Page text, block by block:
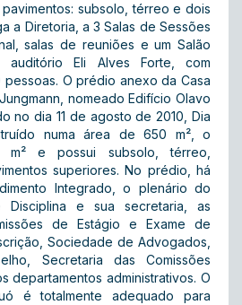
subsolo, térreo e dois
a Diretoria, a 3 Salas de Sessões
salas de reuniões e um Salão
Eli Alves Forte, com
O prédio anexo da Casa
nomeado Edifício Olavo
no dia 11 de agosto de 2010, Dia
numa área de 650 m², o
m² e possui subsolo, térreo,
superiores. No prédio, há
Integrado, o plenário do
e sua secretaria, as
de Estágio e Exame de
Sociedade de Advogados,
Secretaria das Comissões
departamentos administrativos. O
é totalmente adequado para